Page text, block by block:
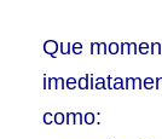
Que
como: